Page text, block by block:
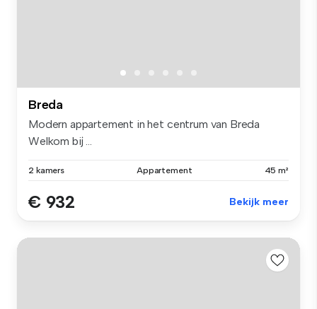
Breda
Modern appartement in het centrum van Breda
Welkom bij ...
2 kamers Appartement 45 m²
€ 932 Bekijk meer